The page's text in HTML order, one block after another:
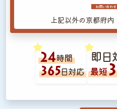
お問い合わ
上記以外の京都府内